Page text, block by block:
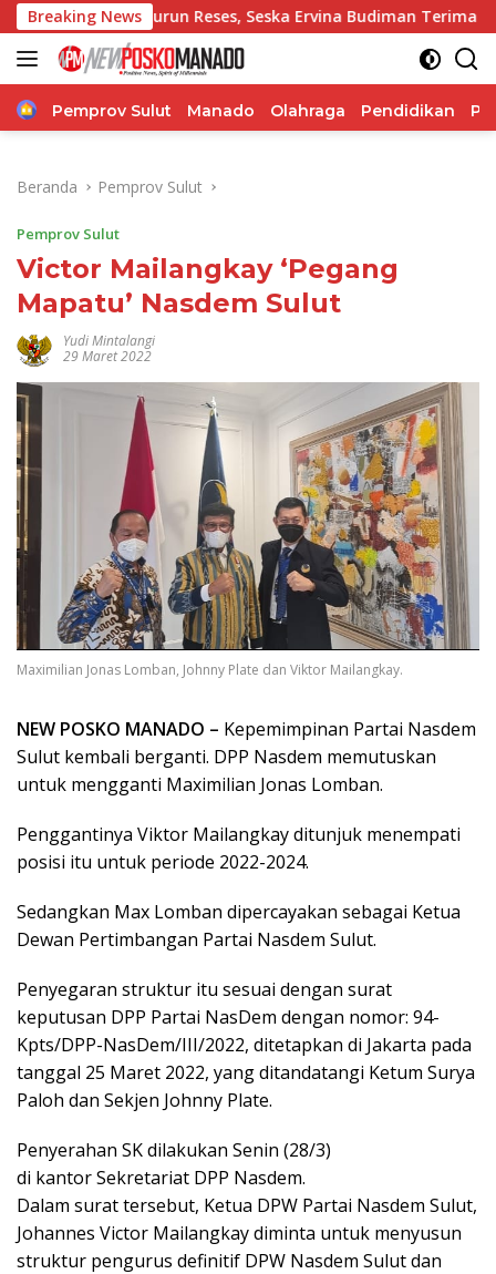
Langsung
ke
konten
Breaking News
Turun Reses, Seska Ervina Budiman Terima Aspirasi Soal
Home
Pemprov Sulut Manado Olahraga Pendidikan
Beranda Pemprov Sulut
Pemprov Sulut
Victor Mailangkay ‘Pegang
Mapatu’ Nasdem Sulut
Yudi Mintalangi
29 Maret 2022
Maximilian Jonas Lomban, Johnny Plate dan Viktor Mailangkay.
NEW POSKO MANADO – Kepemimpinan Partai Nasdem
Sulut kembali berganti. DPP Nasdem memutuskan
untuk mengganti Maximilian Jonas Lomban.
Penggantinya Viktor Mailangkay ditunjuk menempati
posisi itu untuk periode 2022-2024.
Sedangkan Max Lomban dipercayakan sebagai Ketua
Dewan Pertimbangan Partai Nasdem Sulut.
Penyegaran struktur itu sesuai dengan surat
keputusan DPP Partai NasDem dengan nomor: 94-
Kpts/DPP-NasDem/III/2022, ditetapkan di Jakarta pada
tanggal 25 Maret 2022, yang ditandatangi Ketum Surya
Paloh dan Sekjen Johnny Plate.
Penyerahan SK dilakukan Senin (28/3)
di kantor Sekretariat DPP Nasdem.
Dalam surat tersebut, Ketua DPW Partai Nasdem Sulut,
Johannes Victor Mailangkay diminta untuk menyusun
struktur pengurus definitif DPW Nasdem Sulut dan